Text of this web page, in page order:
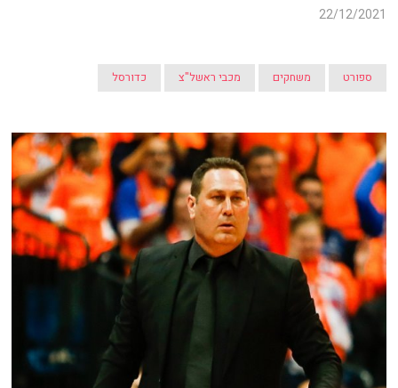
22/12/2021
ספורט משחקים מכבי ראשל"צ כדורסל